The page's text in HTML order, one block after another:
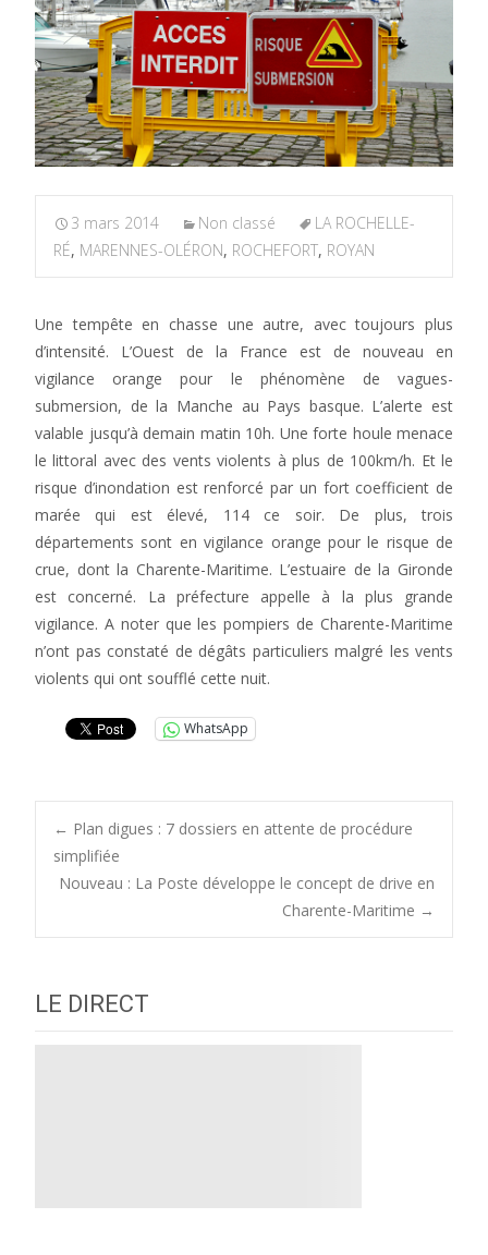
3 mars 2014 Non classé
LA ROCHELLE-
RÉ, MARENNES-OLÉRON, ROCHEFORT, ROYAN
Une tempête en chasse une autre, avec toujours plus
d’intensité. L’Ouest de la France est de nouveau en
vigilance orange pour le phénomène de vagues-
submersion, de la Manche au Pays basque. L’alerte est
valable jusqu’à demain matin 10h. Une forte houle menace
le littoral avec des vents violents à plus de 100km/h. Et le
risque d’inondation est renforcé par un fort coefficient de
marée qui est élevé, 114 ce soir. De plus, trois
départements sont en vigilance orange pour le risque de
crue, dont la Charente-Maritime. L’estuaire de la Gironde
est concerné. La préfecture appelle à la plus grande
vigilance. A noter que les pompiers de Charente-Maritime
n’ont pas constaté de dégâts particuliers malgré les vents
violents qui ont soufflé cette nuit.
WhatsApp
Post
navigation
← Plan digues : 7 dossiers en attente de procédure
simplifiée
Nouveau : La Poste développe le concept de drive en
Charente-Maritime →
LE DIRECT